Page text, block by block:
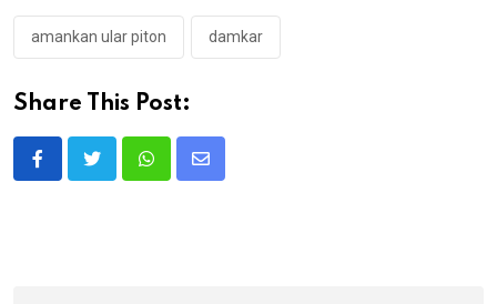
amankan ular piton damkar
Share This Post:
WhatsappShare